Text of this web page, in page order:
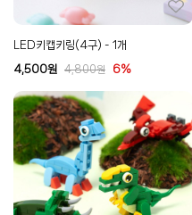
LED키캡키링(4구) - 1개
4,500원 4,800원 6%